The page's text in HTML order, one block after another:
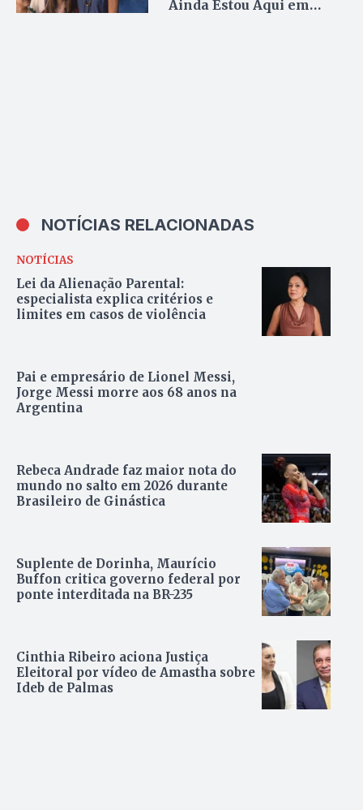
Ainda Estou Aqui em
NOTÍCIAS RELACIONADAS
NOTÍCIAS
Lei da Alienação Parental:
especialista explica critérios e
limites em casos de violência
Pai e empresário de Lionel Messi,
Jorge Messi morre aos 68 anos na
Argentina
Rebeca Andrade faz maior nota do
mundo no salto em 2026 durante
Brasileiro de Ginástica
Suplente de Dorinha, Maurício
Buffon critica governo federal por
ponte interditada na BR-235
Cinthia Ribeiro aciona Justiça
Eleitoral por vídeo de Amastha sobre
Ideb de Palmas